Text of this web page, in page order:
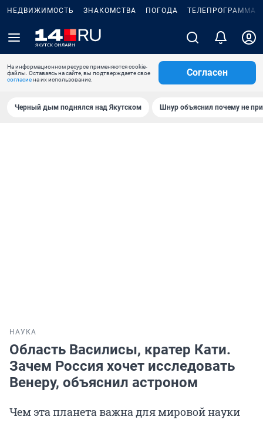
НЕДВИЖИМОСТЬ ЗНАКОМСТВА ПОГОДА ТЕЛЕПРОГРАММА
На информационном ресурсе применяются cookie-
файлы. Оставаясь на сайте, вы подтверждаете свое
согласиена их использование.
Согласен
Черный дым поднялся над Якутском Шнур объяснил почему не
НАУКА
Область Василисы, кратер Кати.
Зачем Россия хочет исследовать
Венеру, объяснил астроном
Чем эта планета важна для мировой науки